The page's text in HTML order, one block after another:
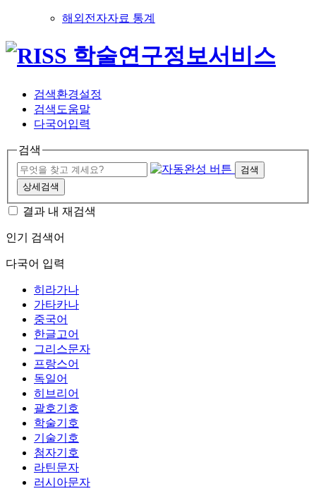
해외전자자료 통계
검색환경설정
검색도움말
다국어입력
검색
검색
상세검색
결과 내 재검색
인기 검색어
다국어 입력
히라가나
가타카나
중국어
한글고어
그리스문자
프랑스어
독일어
히브리어
괄호기호
학술기호
기술기호
첨자기호
라틴문자
러시아문자